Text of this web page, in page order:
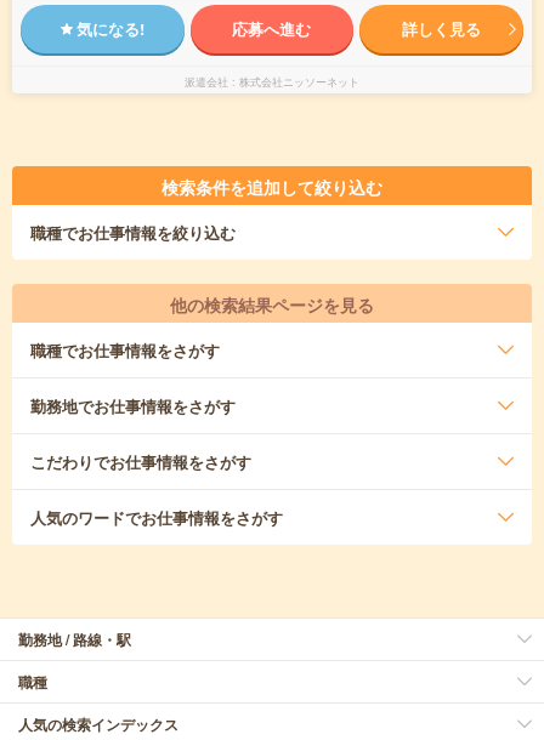
気になる! 応募へ進む 詳しく見る
派遣会社 株式会社ニッソーネット
検索条件を追加して絞り込む
職種でお仕事情報を絞り込む
他の検索結果ページを見る
職種でお仕事情報をさがす
勤務地でお仕事情報をさがす
こだわりでお仕事情報をさがす
人気のワードでお仕事情報をさがす
勤務地 / 路線・駅
職種
人気の検索インデックス